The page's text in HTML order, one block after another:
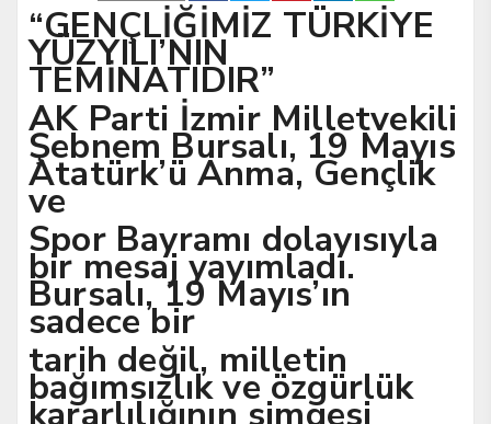
“GENÇLİĞİMİZ TÜRKİYE
YÜZYILI’NIN
TEMİNATIDIR”
AK Parti İzmir Milletvekili
Şebnem Bursalı, 19 Mayıs
Atatürk’ü Anma, Gençlik
ve
Spor Bayramı dolayısıyla
bir mesaj yayımladı.
Bursalı, 19 Mayıs’ın
sadece bir
tarih değil, milletin
bağımsızlık ve özgürlük
kararlılığının simgesi